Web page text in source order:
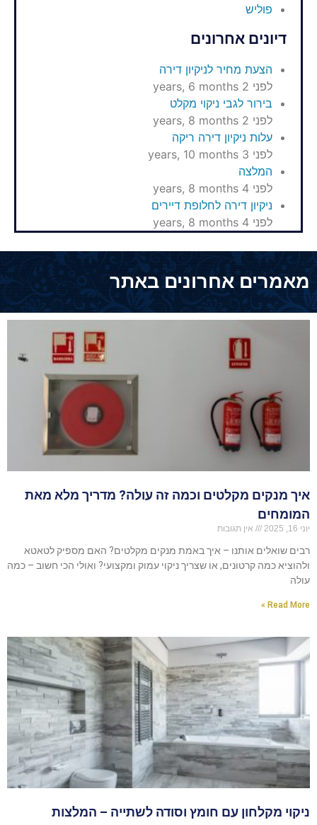
פוליש
דיונים אחרונים
הצעת מחיר לניקיון דירה
לפני 2 years, 6 months
בירור לגבי ניקוי מקלט
לפני 2 years, 8 months
עלות ניקיון דירה ריקה
לפני 3 years, 10 months
המלצה
לפני 4 years, 8 months
ניקיון דירה לחלופת דיירים
לפני 4 years, 8 months
מאמרים אחרונים באתר
איך מנקים מקלטים וכמה זה עולה? מדריך מלא מאת
המומחים
יוני 16, 2025 אין תגובות
רבים שואלים אותנו – איך באמת מנקים מקלטים? האם מספיק לטאטא
ולהוציא כמה קרטונים, או שצריך ניקוי עמוק ומקצועי? ואולי הכי חשוב – כמה
עולה
Read More »
ניקוי מקלחון עם חומץ וסודה לשתייה – המלצות